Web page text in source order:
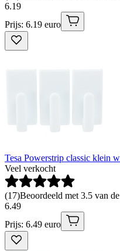
6.19
Prijs: 6.19 euro
Tesa Powerstrip classic klein
Veel verkocht
(17)Beoordeeld met 3.5 van
6.49
Prijs: 6.49 euro